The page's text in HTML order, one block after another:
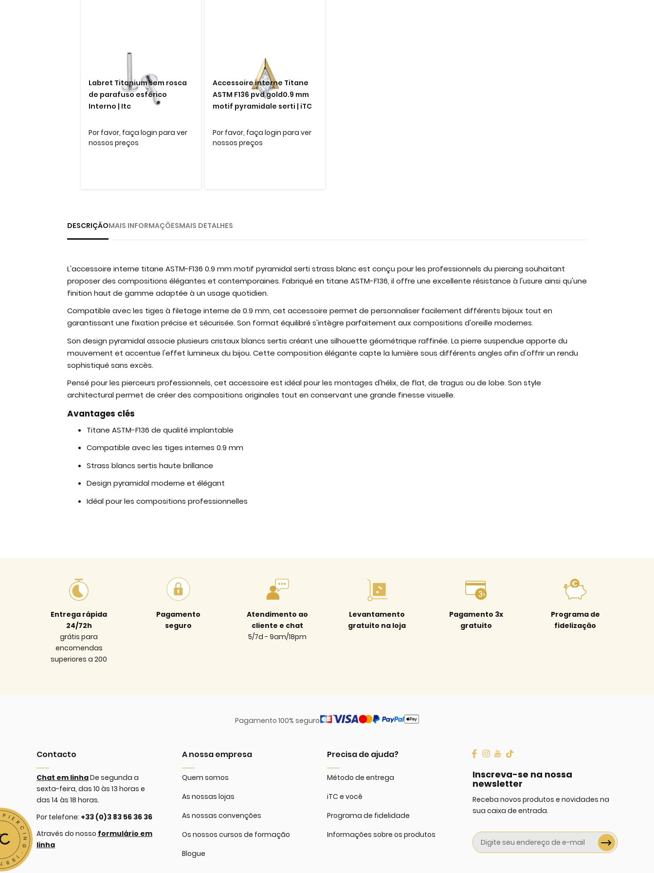
Labret Titanium sem rosca
de parafuso esférico
Interno | Itc
Por favor, faça login para ver
nossos preços
Accessoire interne Titane
ASTM F136 pvd gold0.9 mm
motif pyramidale serti | iTC
Por favor, faça login para ver
nossos preços
DESCRIÇÃOMAIS INFORMAÇÕESMAIS DETALHES
L'accessoire interne titane ASTM-F136 0.9 mm motif pyramidal serti strass blanc est conçu pour les professionnels du piercing souhaitant
proposer des compositions élégantes et contemporaines. Fabriqué en titane ASTM-F136, il offre une excellente résistance à l'usure ainsi qu'une
finition haut de gamme adaptée à un usage quotidien.
Compatible avec les tiges à filetage interne de 0.9 mm, cet accessoire permet de personnaliser facilement différents bijoux tout en
garantissant une fixation précise et sécurisée. Son format équilibré s'intègre parfaitement aux compositions d'oreille modernes.
Son design pyramidal associe plusieurs cristaux blancs sertis créant une silhouette géométrique raffinée. La pierre suspendue apporte du
mouvement et accentue l'effet lumineux du bijou. Cette composition élégante capte la lumière sous différents angles afin d'offrir un rendu
sophistiqué sans excès.
Pensé pour les pierceurs professionnels, cet accessoire est idéal pour les montages d'hélix, de flat, de tragus ou de lobe. Son style
architectural permet de créer des compositions originales tout en conservant une grande finesse visuelle.
Avantages clés
Titane ASTM-F136 de qualité implantable
Compatible avec les tiges internes 0.9 mm
Strass blancs sertis haute brillance
Design pyramidal moderne et élégant
Idéal pour les compositions professionnelles
Entrega rápida
24/72h
grátis para
encomendas
superiores a 200
Pagamento
seguro
Atendimento ao
cliente e chat
5/7d - 9am/18pm
Levantamento
gratuito na loja
Pagamento 3x
gratuito
Programa de
fidelização
Pagamento 100% seguro
Contacto
Chat em linhaDe segunda a
sexta-feira, das 10 às 13 horas e
das 14 às 18 horas.
Por telefone: +33 (0)3 83 56 36 36
Através do nosso formulário em
linha
A nossa empresa
Quem somos
As nossas lojas
As nossas convenções
Os nossos cursos de formação
Blogue
Precisa de ajuda?
Método de entrega
iTC e você
Programa de fidelidade
Informações sobre os produtos
Inscreva-se na nossa
newsletter
Receba novos produtos e novidades na
sua caixa de entrada.
Sign
Up